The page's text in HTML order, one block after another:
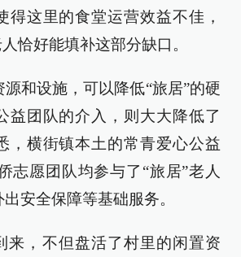
得这里的食堂运营效益不佳，
恰好能填补这部分缺口。
和设施，可以降低“旅居”的硬
益团队的介入，则大大降低了
，横街镇本土的常青爱心公益
志愿团队均参与了“旅居”老人
安全保障等基础服务。
来，不但盘活了村里的闲置资